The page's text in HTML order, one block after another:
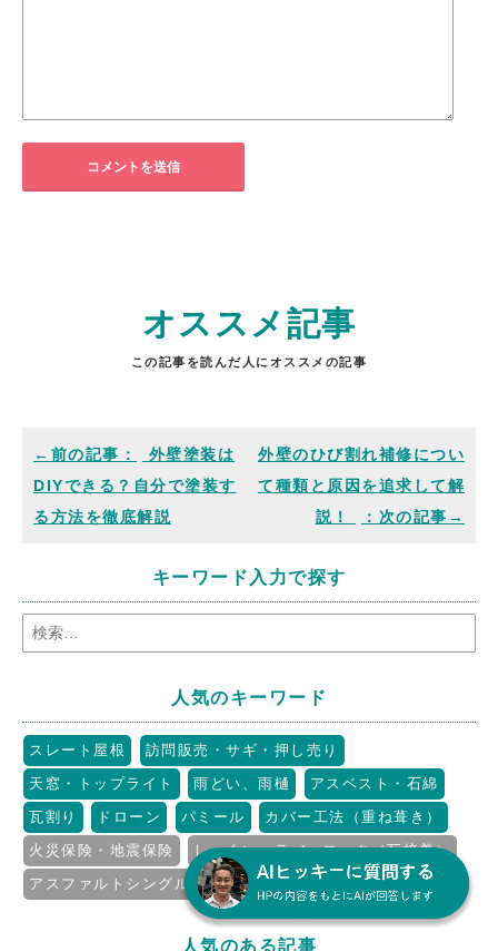
オススメ記事
この記事を読んだ人にオススメの記事
外壁塗装は
DIYできる？自分で塗装す
る方法を徹底解説
外壁のひび割れ補修につい
て種類と原因を追求して解
説！
キーワード入力で探す
人気のキーワード
スレート屋根
訪問販売・サギ・押し売り
天窓・トップライト
雨どい、雨樋
アスベスト・石綿
瓦割り
ドローン パミール
カバー工法（重ね葺き）
火災保険・地震保険
しっくい・ラバーロック（瓦接着）
アスファルトシングル
ソーラー・太陽光発電
人気のある記事